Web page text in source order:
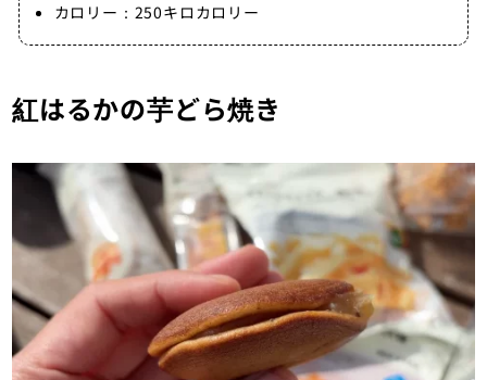
カロリー：250キロカロリー
紅はるかの芋どら焼き